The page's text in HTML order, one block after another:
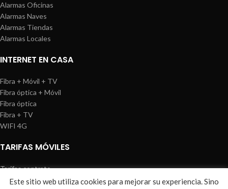
Alarmas Oficinas
Alarmas Naves
Alarmas Tiendas
Alarmas Locales
INTERNET EN CASA
Fibra + Móvil + TV
Fibra óptica + Móvil
Fibra óptica
Fibra + TV
WIFI 4G
TARIFAS MÓVILES
Tarifas contrato
Tarifas prepago
Este sitio web utiliza cookies para mejorar su experiencia. Sino